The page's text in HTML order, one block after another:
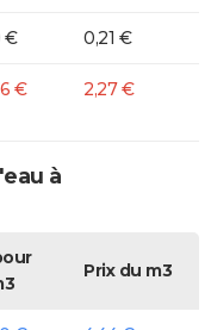
€ 0,21 €
€ 2,27 €
à
Prix du m3